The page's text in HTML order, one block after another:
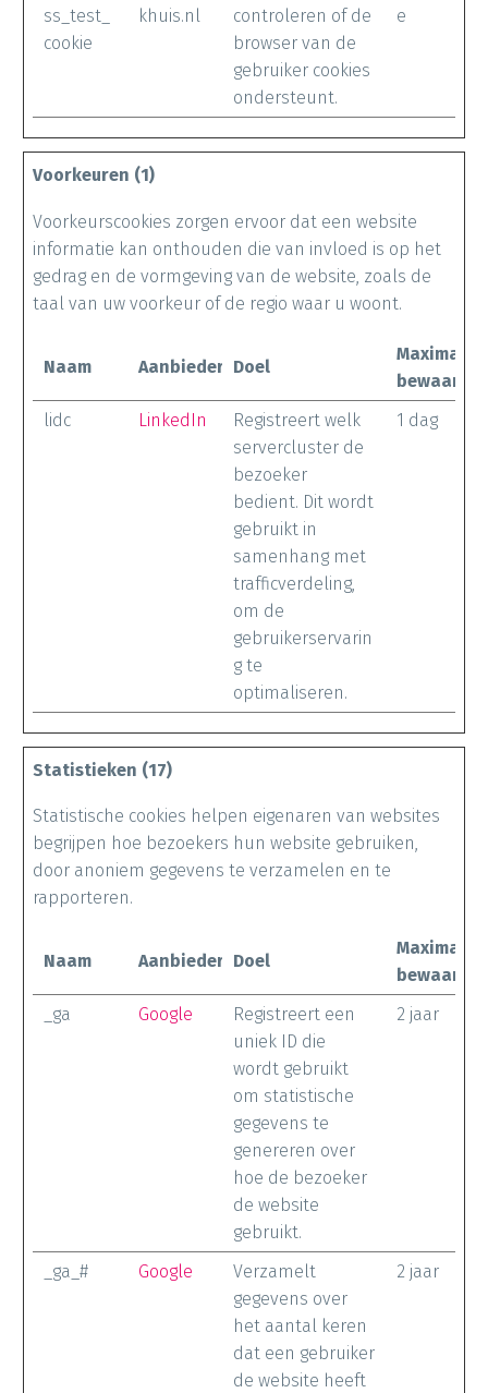
ss_test_
cookie
khuis.nl
controleren of de
browser van de
gebruiker cookies
ondersteunt.
e
Voorkeuren (1)
Voorkeurscookies zorgen ervoor dat een website
informatie kan onthouden die van invloed is op het
gedrag en de vormgeving van de website, zoals de
taal van uw voorkeur of de regio waar u woont.
Naam Aanbieder Doel
Maximale
lidc
LinkedIn
Registreert welk
servercluster de
bezoeker
bedient. Dit wordt
gebruikt in
samenhang met
trafficverdeling,
om de
gebruikerservarin
g te
optimaliseren.
1 dag
Statistieken (17)
Statistische cookies helpen eigenaren van websites
begrijpen hoe bezoekers hun website gebruiken,
door anoniem gegevens te verzamelen en te
rapporteren.
Naam Aanbieder Doel
Maximale
_ga
Google
Registreert een
uniek ID die
wordt gebruikt
om statistische
gegevens te
genereren over
hoe de bezoeker
de website
gebruikt.
2 jaar
_ga_# Google
Verzamelt
gegevens over
het aantal keren
dat een gebruiker
de website heeft
2 jaar